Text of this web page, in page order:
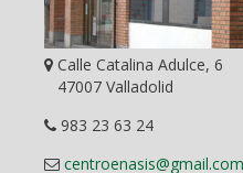
Calle Catalina Adulce, 6
47007 Valladolid
983 23 63 24
centroenasis@gmail.com